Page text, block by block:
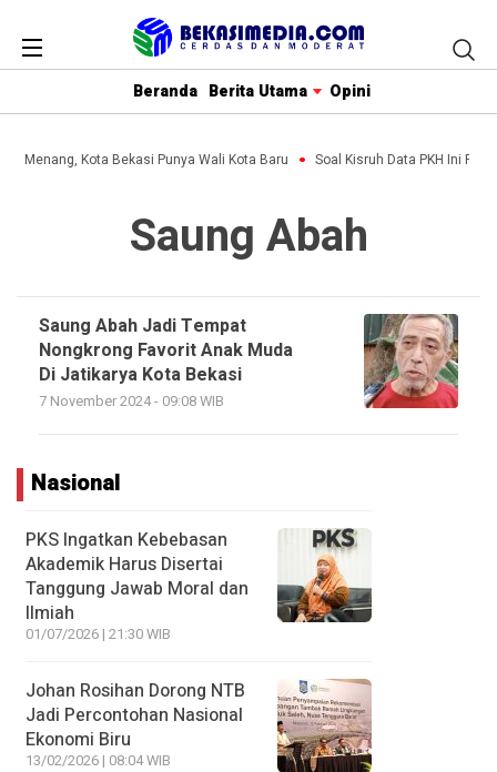
Beranda Berita Utama Opini
Menang, Kota Bekasi Punya Wali Kota Baru Soal Kisruh Data PKH Ini
Saung Abah
Saung Abah Jadi Tempat
Nongkrong Favorit Anak Muda
Di Jatikarya Kota Bekasi
7 November 2024 - 09:08 WIB
Nasional
PKS Ingatkan Kebebasan
Akademik Harus Disertai
Tanggung Jawab Moral dan
Ilmiah
01/07/2026 | 21:30 WIB
Johan Rosihan Dorong NTB
Jadi Percontohan Nasional
Ekonomi Biru
13/02/2026 | 08:04 WIB